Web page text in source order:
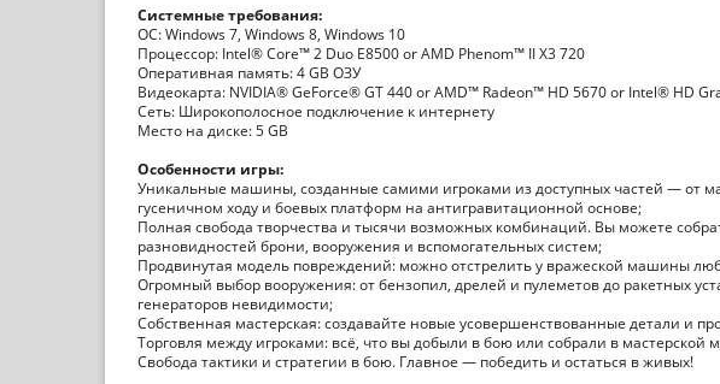
Системные требования:
ОС: Windows 7, Windows 8, Windows 10
Процессор: Intel® Core™ 2 Duo E8500 or AMD Phenom™ II X3 720
Оперативная память: 4 GB ОЗУ
Видеокарта: NVIDIA® GeForce® GT 440 or AMD™ Radeon™ HD 5670 or Intel® HD
Сеть: Широкополосное подключение к интернету
Место на диске: 5 GB
Особенности игры:
Уникальные машины, созданные самими игроками из доступных частей — от
гусеничном ходу и боевых платформ на антигравитационной основе;
Полная свобода творчества и тысячи возможных комбинаций. Вы можете
разновидностей брони, вооружения и вспомогательных систем;
Продвинутая модель повреждений: можно отстрелить у вражеской машины
Огромный выбор вооружения: от бензопил, дрелей и пулеметов до ракетных
генераторов невидимости;
Собственная мастерская: создавайте новые усовершенствованные детали и
Торговля между игроками: всё, что вы добыли в бою или собрали в мастерской
Свобода тактики и стратегии в бою. Главное — победить и остаться в живых!